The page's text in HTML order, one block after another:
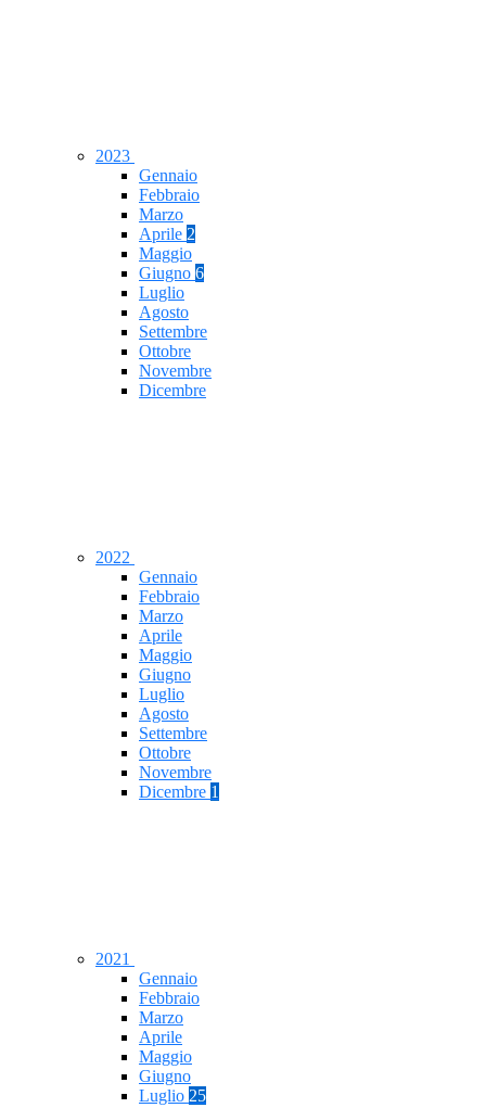
2023
Gennaio
Febbraio
Marzo
Aprile 2
Maggio
Giugno 6
Luglio
Agosto
Settembre
Ottobre
Novembre
Dicembre
2022
Gennaio
Febbraio
Marzo
Aprile
Maggio
Giugno
Luglio
Agosto
Settembre
Ottobre
Novembre
Dicembre 1
2021
Gennaio
Febbraio
Marzo
Aprile
Maggio
Giugno
Luglio 25